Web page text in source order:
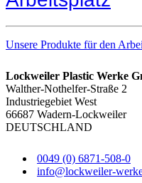
Unsere Produkte für den
Lockweiler Plastic Werke
Walther-Nothelfer-Straße 2
Industriegebiet West
66687 Wadern-Lockweiler
DEUTSCHLAND
0049 (0) 6871-508-0
info@lockweiler-